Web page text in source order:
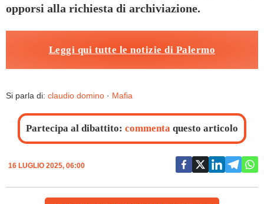
opporsi alla richiesta di archiviazione.
Leggi qui tutte le notizie di Palermo
Si parla di: claudio domino · Mafia
Partecipa al dibattito: commenta questo articolo
16 LUGLIO 2025, 06:00